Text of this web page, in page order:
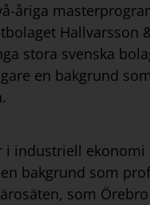
åriga
Hallvarsson
stora svenska
en bakgrund
i industriell ekonomi
bakgrund som
som